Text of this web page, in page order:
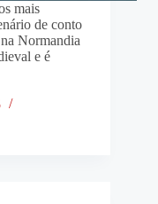
mais
de conto
Normandia
e é